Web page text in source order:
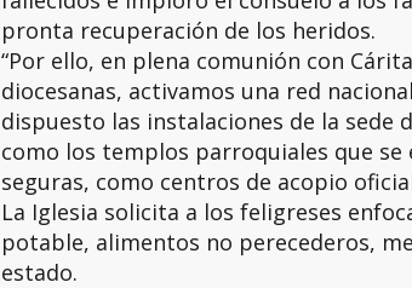
pronta recuperación de los heridos.
“Por ello, en plena comunión con
diocesanas, activamos una red
dispuesto las instalaciones de la sede
como los templos parroquiales que se
seguras, como centros de acopio
La Iglesia solicita a los feligreses
potable, alimentos no perecederos,
estado.